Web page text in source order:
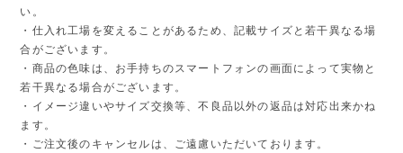
い。
・仕入れ工場を変えることがあるため、記載サイズと若干異なる場
合がございます。
・商品の色味は、お手持ちのスマートフォンの画面によって実物と
若干異なる場合がございます。
・イメージ違いやサイズ交換等、不良品以外の返品は対応出来かね
ます。
・ご注文後のキャンセルは、ご遠慮いただいております。